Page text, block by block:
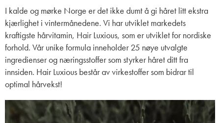
I kalde og mørke Norge er det ikke dumt å gi håret litt ekstra
kjærlighet i vintermånedene. Vi har utviklet markedets
kraftigste hårvitamin, Hair Luxious, som er utviklet for nordiske
forhold. Vår unike formula inneholder 25 nøye utvalgte
ingredienser og næringsstoffer som styrker håret ditt fra
innsiden. Hair Luxious består av virkestoffer som bidrar til
optimal hårvekst!